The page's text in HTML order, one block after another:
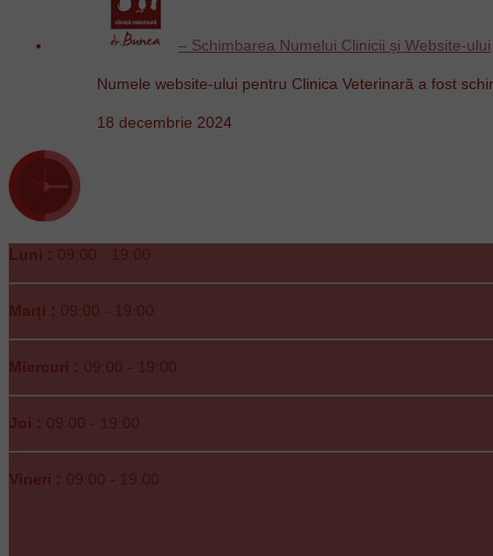
– Schimbarea Numelui Clinicii și Website-ului
Numele website-ului pentru Clinica Veterinară a fost
18 decembrie 2024